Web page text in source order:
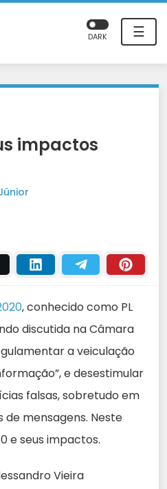
☰
DARK
impactos
, conhecido como PL
discutida na Câmara
a veiculação
e desestimular
falsas, sobretudo em
de mensagens. Neste
e seus impactos.
Vieira